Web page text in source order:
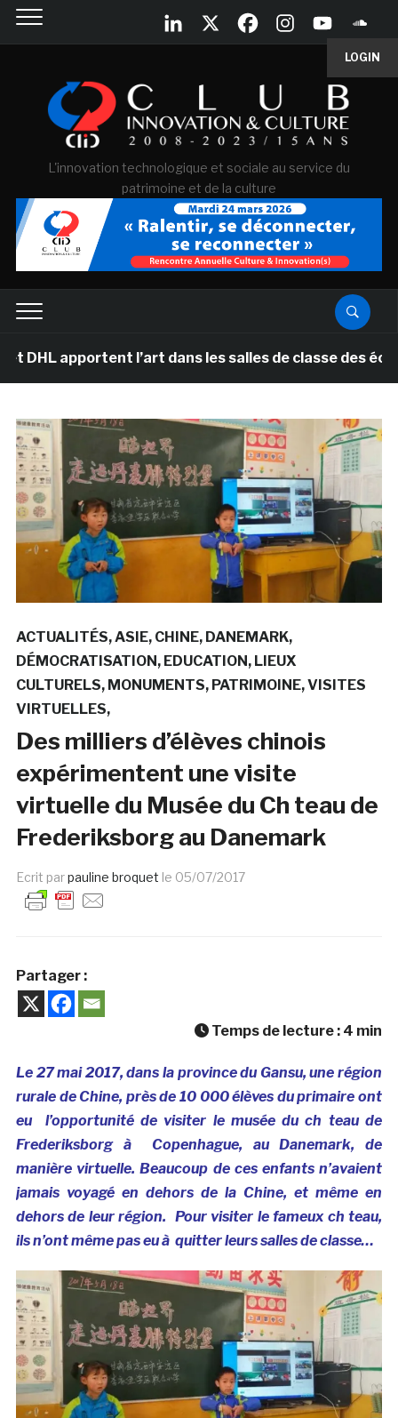
LOGIN
L'innovation technologique et sociale au service du
patrimoine et de la culture
l’art dans les salles de classe des écoles
ACTUALITÉS ASIE CHINE DANEMARK
DÉMOCRATISATION EDUCATION LIEUX
CULTURELS MONUMENTS PATRIMOINE VISITES
VIRTUELLES
Des milliers d’élèves chinois
expérimentent une visite
virtuelle du Musée du Ch teau de
Frederiksborg au Danemark
Ecrit parpauline broquet le 05/07/2017
Partager :
Temps de lecture : 4 min
Le 27 mai 2017, dans la province du Gansu, une région
rurale de Chine, près de 10 000 élèves du primaire ont
eu l’opportunité de visiter le musée du ch teau de
Frederiksborg à Copenhague, au Danemark, de
manière virtuelle. Beaucoup de ces enfants n’avaient
jamais voyagé en dehors de la Chine, et même en
dehors de leur région. Pour visiter le fameux ch teau,
ils n’ont même pas eu à quitter leurs salles de classe…